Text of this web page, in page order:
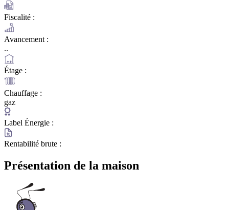
Fiscalité :
Avancement :
..
Étage :
Chauffage :
gaz
Label Énergie :
Rentabilité brute :
Présentation de la maison